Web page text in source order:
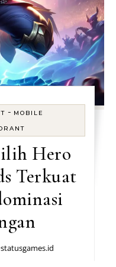
- MOBILE
Hero
Terkuat